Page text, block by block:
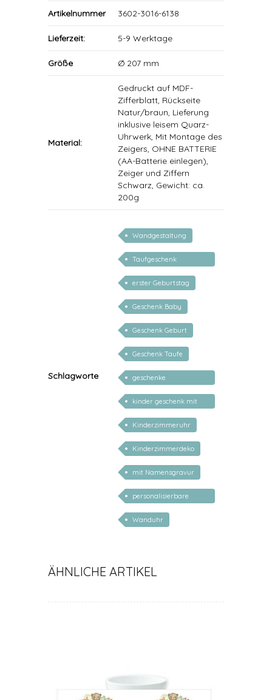
Artikelnummer 3602-3016-6138
Lieferzeit: 5-9 Werktage
Größe Ø 207 mm
Material:
Gedruckt auf MDF-
Zifferblatt, Rückseite
Natur/braun, Lieferung
inklusive leisem Quarz-
Uhrwerk, Mit Montage des
Zeigers, OHNE BATTERIE
(AA-Batterie einlegen),
Zeiger und Ziffern
Schwarz, Gewicht: ca.
200g
Schlagworte
Wandgestaltung
Taufgeschenk
personalisiert
erster Geburtstag
Geschenk Baby
Geschenk Geburt
Geschenk Taufe
geschenke
personalisiert kinder
kinder geschenk mit
namen
Kinderzimmeruhr
Kinderzimmerdeko
mit Namensgravur
personalisierbare
geschenke zur geburt
Wanduhr
ÄHNLICHE ARTIKEL